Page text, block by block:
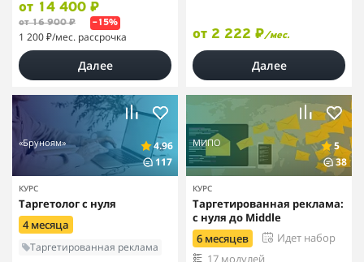
от 14 400 ₽
от 16 900 ₽ –15%
1 200 ₽/мес. рассрочка
Далее
от 2 222 ₽/мес.
Далее
«Бруноям»
4.96
117
КУРС
Таргетолог с нуля
4 месяца
Таргетированная реклама
МИПО
5
38
КУРС
Таргетированная реклама:
с нуля до Middle
6 месяцев
Идет набор
17 модулей